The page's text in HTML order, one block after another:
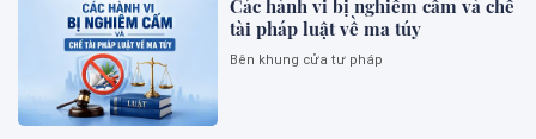
Các hành vi bị nghiêm cấm và chế
tài pháp luật về ma túy
Bên khung cửa tư pháp